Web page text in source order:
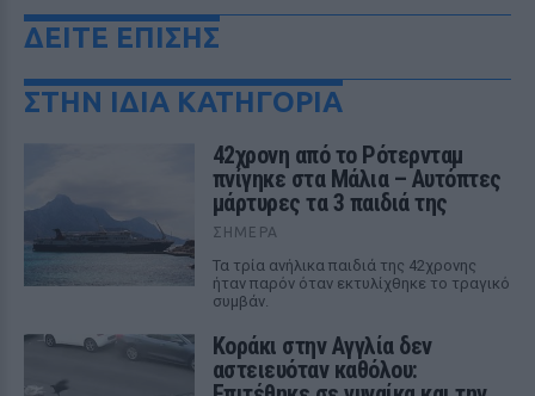
ΔΕΙΤΕ ΕΠΙΣΗΣ
ΣΤΗΝ ΙΔΙΑ ΚΑΤΗΓΟΡΙΑ
42χρονη από το Ρότερνταμ
πνίγηκε στα Μάλια – Αυτόπτες
μάρτυρες τα 3 παιδιά της
ΣΉΜΕΡΑ
Τα τρία ανήλικα παιδιά της 42χρονης
ήταν παρόν όταν εκτυλίχθηκε το τραγικό
συμβάν.
Kοράκι στην Αγγλία δεν
αστειευόταν καθόλου: